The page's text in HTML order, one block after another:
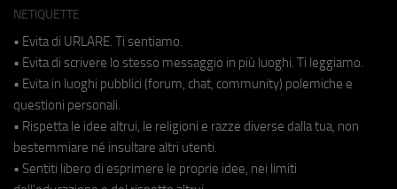
NETIQUETTE
• Evita di URLARE. Ti sentiamo.
• Evita di scrivere lo stesso messaggio in più luoghi. Ti leggiamo.
• Evita in luoghi pubblici (forum, chat, community) polemiche e
questioni personali.
• Rispetta le idee altrui, le religioni e razze diverse dalla tua, non
bestemmiare né insultare altri utenti.
• Sentiti libero di esprimere le proprie idee, nei limiti